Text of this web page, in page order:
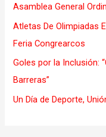
r
:
Asamblea General
Atletas De Olimpiadas
Feria Congrearcos
Goles por la Inclusión:
Barreras”
Un Día de Deporte,